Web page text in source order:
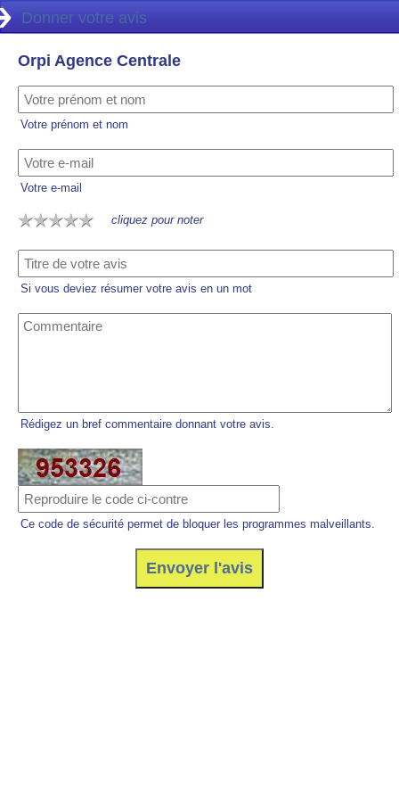
Donner votre avis
Orpi Agence Centrale
Votre prénom et nom
Votre e-mail
cliquez pour noter
Si vous deviez résumer votre avis en un mot
Rédigez un bref commentaire donnant votre avis.
Ce code de sécurité permet de bloquer les programmes malveillants.